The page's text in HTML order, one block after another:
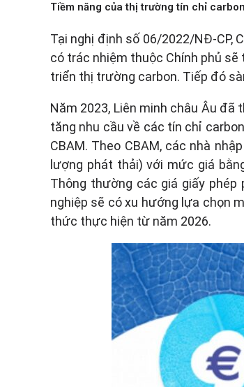
Tiềm năng của thị trường tín chỉ
Tại nghị định số 06/2022/NĐ-CP,
có trác nhiệm thuộc Chính phủ
triển thị trường carbon. Tiếp đó
Năm 2023, Liên minh châu Âu
tăng nhu cầu về các tín chỉ
CBAM. Theo CBAM, các nhà
lượng phát thải) với mức giá
Thông thường các giá giấy
nghiệp sẽ có xu hướng lựa chọn
thức thực hiện từ năm 2026.